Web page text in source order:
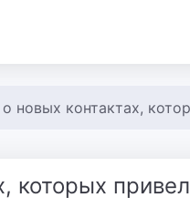
новых контактах,
которых